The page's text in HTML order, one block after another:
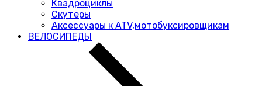
Квадроциклы
Скутеры
Аксессуары к ATV,мотобуксировщикам
ВЕЛОСИПЕДЫ